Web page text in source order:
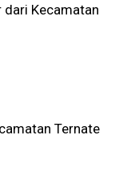
dari Kecamatan
Ternate